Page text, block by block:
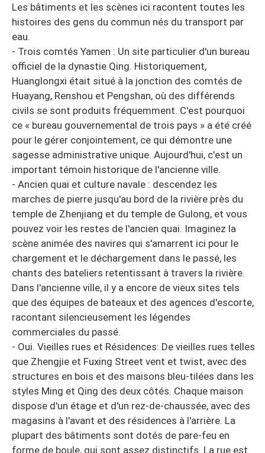
Les bâtiments et les scènes ici racontent toutes les
histoires des gens du commun nés du transport par
eau.
- Trois comtés Yamen : Un site particulier d'un bureau
officiel de la dynastie Qing. Historiquement,
Huanglongxi était situé à la jonction des comtés de
Huayang, Renshou et Pengshan, où des différends
civils se sont produits fréquemment. C'est pourquoi
ce « bureau gouvernemental de trois pays » a été créé
pour le gérer conjointement, ce qui démontre une
sagesse administrative unique. Aujourd'hui, c'est un
important témoin historique de l'ancienne ville.
- Ancien quai et culture navale : descendez les
marches de pierre jusqu'au bord de la rivière près du
temple de Zhenjiang et du temple de Gulong, et vous
pouvez voir les restes de l'ancien quai. Imaginez la
scène animée des navires qui s'amarrent ici pour le
chargement et le déchargement dans le passé, les
chants des bateliers retentissant à travers la rivière.
Dans l'ancienne ville, il y a encore de vieux sites tels
que des équipes de bateaux et des agences d'escorte,
racontant silencieusement les légendes
commerciales du passé.
- Oui. Vieilles rues et Résidences: De vieilles rues telles
que Zhengjie et Fuxing Street vent et twist, avec des
structures en bois et des maisons bleu-tilées dans les
styles Ming et Qing des deux côtés. Chaque maison
dispose d'un étage et d'un rez-de-chaussée, avec des
magasins à l'avant et des résidences à l'arrière. La
plupart des bâtiments sont dotés de pare-feu en
forme de boule, qui sont assez distinctifs. La rue est